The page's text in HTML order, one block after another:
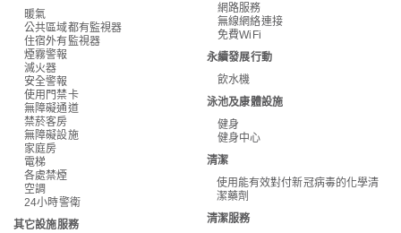
暖氣
公共區域都有監視器
住宿外有監視器
煙霧警報
滅火器
安全警報
使用門禁卡
無障礙通道
禁菸客房
無障礙設施
家庭房
電梯
各處禁煙
空調
24小時警衛
其它設施服務
網路服務
無線網絡連接
免費WiFi
永續發展行動
飲水機
泳池及康體設施
健身
健身中心
清潔
使用能有效對付新冠病毒的化學清
潔藥劑
清潔服務